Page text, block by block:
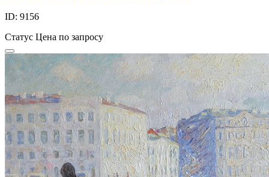
ID: 9156
Статус Цена по запросу